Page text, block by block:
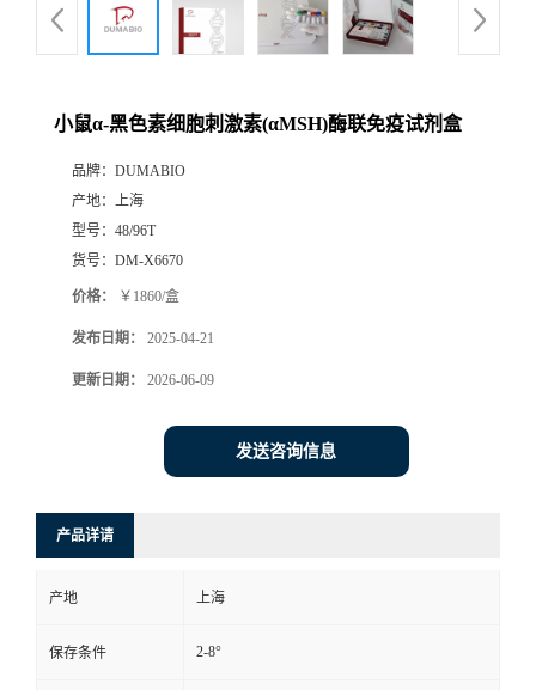
品
方
小鼠α-黑色素细胞刺激素(αMSH)酶联免疫试剂盒
品牌： DUMABIO
产地： 上海
型号： 48/96T
货号： DM-X6670
价格： ￥1860/盒
发布日期： 2025-04-21
更新日期： 2026-06-09
发送咨询信息
产品详请
产地 上海
保存条件 2-8°